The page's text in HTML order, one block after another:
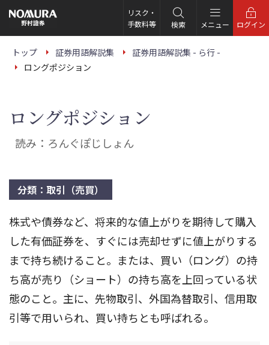
の
ー
リスク・
手数料等
検索 メニュー ログイン
トップ 証券用語解説集
証券用語解説集 - ら行 -
ロングポジション
ロングポジション
読み：ろんぐぽじしょん
分類：取引（売買）
株式や債券など、将来的な値上がりを期待して購入
した有価証券を、すぐには売却せずに値上がりする
まで持ち続けること。または、買い（ロング）の持
ち高が売り（ショート）の持ち高を上回っている状
態のこと。主に、先物取引、外国為替取引、信用取
引等で用いられ、買い持ちとも呼ばれる。